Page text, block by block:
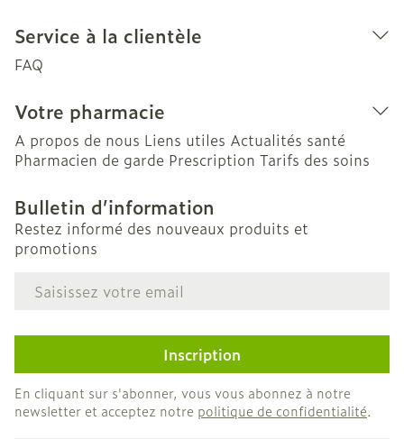
Service à la clientèle
FAQ
Votre pharmacie
A propos de nous Liens utiles Actualités santé
Pharmacien de garde Prescription Tarifs des soins
Bulletin d’information
Restez informé des nouveaux produits et
promotions
Adresse mail
Inscription
En cliquant sur s'abonner, vous vous abonnez à notre
newsletter et acceptez notre politique de confidentialité.